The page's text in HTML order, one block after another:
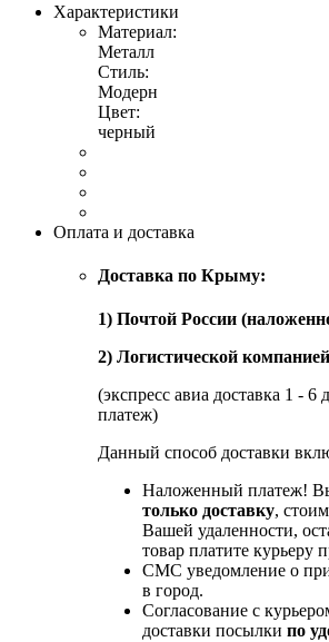
Характеристики
Материал:
Металл
Стиль:
Модерн
Цвет:
черный
Оплата и доставка
Доставка по Крыму:
1) Почтой России
2) Логистической
(экспресс авиа доставка 1 -
платеж)
Данный способ доставки
Наложенный платеж!
только доставку,
Вашей удаленности,
товар платите курьеру
СМС уведомление о
в город.
Согласование с
доставки посылки по